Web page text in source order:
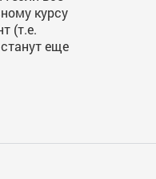
курсу
(т.е.
еще